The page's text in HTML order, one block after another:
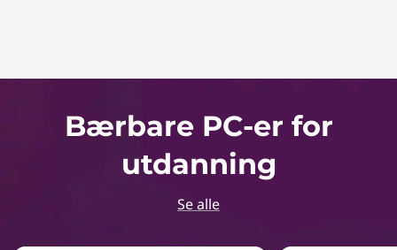
Bærbare PC-er for
utdanning
Se alle